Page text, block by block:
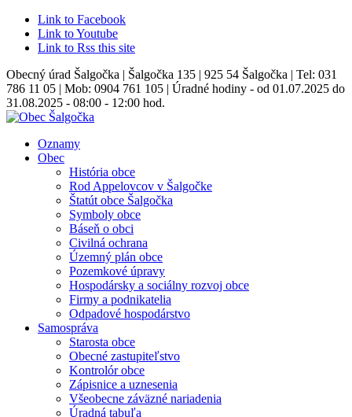
Link to Facebook
Link to Youtube
Link to Rss this site
Obecný úrad Šalgočka | Šalgočka 135 | 925 54 Šalgočka | Tel: 031
786 11 05 | Mob: 0904 761 105 | Úradné hodiny - od 01.07.2025 do
31.08.2025 - 08:00 - 12:00 hod.
Oznamy
Obec
História obce
Rod Appelovcov v Šalgočke
Štatút obce Šalgočka
Symboly obce
Báseň o obci
Civilná ochrana
Územný plán obce
Pozemkové úpravy
Hospodársky a sociálny rozvoj obce
Firmy a podnikatelia
Odpadové hospodárstvo
Samospráva
Starosta obce
Obecné zastupiteľstvo
Kontrolór obce
Zápisnice a uznesenia
Všeobecne záväzné nariadenia
Úradná tabuľa